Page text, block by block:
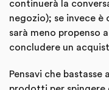
continuerà la
negozio); se invece
sarà meno propenso
concludere un
Pensavi che